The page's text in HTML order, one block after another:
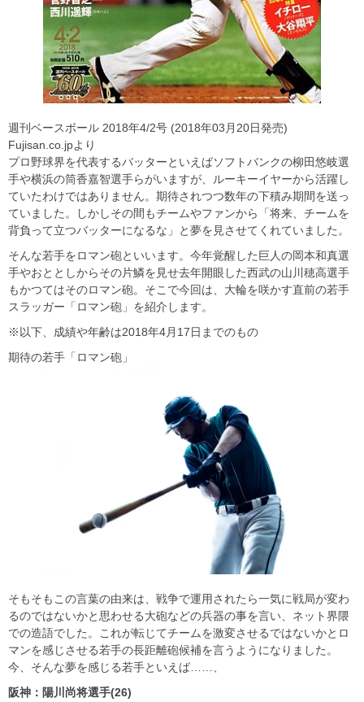
週刊ベースボール 2018年4/2号 (2018年03月20日発売)
Fujisan.co.jpより
プロ野球界を代表するバッターといえばソフトバンクの柳田悠岐選
手や横浜の筒香嘉智選手らがいますが、ルーキーイヤーから活躍し
ていたわけではありません。期待されつつ数年の下積み期間を送っ
ていました。しかしその間もチームやファンから「将来、チームを
背負って立つバッターになるな」と夢を見させてくれていました。
そんな若手をロマン砲といいます。今年覚醒した巨人の岡本和真選
手やおととしからその片鱗を見せ去年開眼した西武の山川穂高選手
もかつてはそのロマン砲。そこで今回は、大輪を咲かす直前の若手
スラッガー「ロマン砲」を紹介します。
※以下、成績や年齢は2018年4月17日までのもの
期待の若手「ロマン砲」
そもそもこの言葉の由来は、戦争で運用されたら一気に戦局が変わ
るのではないかと思わせる大砲などの兵器の事を言い、ネット界隈
での造語でした。これが転じてチームを激変させるではないかとロ
マンを感じさせる若手の長距離砲候補を言うようになりました。
今、そんな夢を感じる若手といえば……、
阪神：陽川尚将選手(26)